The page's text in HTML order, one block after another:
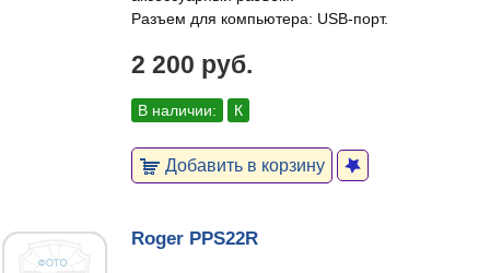
Разъем для компьютера: USB-порт.
2 200 руб.
В наличии: К
Добавить в корзину
Roger PPS22R